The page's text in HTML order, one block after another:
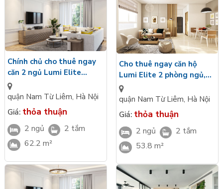
Chính chủ cho thuê ngay
căn 2 ngủ Lumi Elite
62,2m2, hướng Đông Bắc,
đủ đồ
quận Nam Từ Liêm, Hà Nội
Giá: thỏa thuận
2 ngủ
2 tắm
62.2 m²
Cho thuê ngay căn hộ
Lumi Elite 2 phòng ngủ,
53,8m2, hướng chính Tây
Bắc, full đồ
quận Nam Từ Liêm, Hà Nội
Giá: thỏa thuận
2 ngủ
2 tắm
53.8 m²